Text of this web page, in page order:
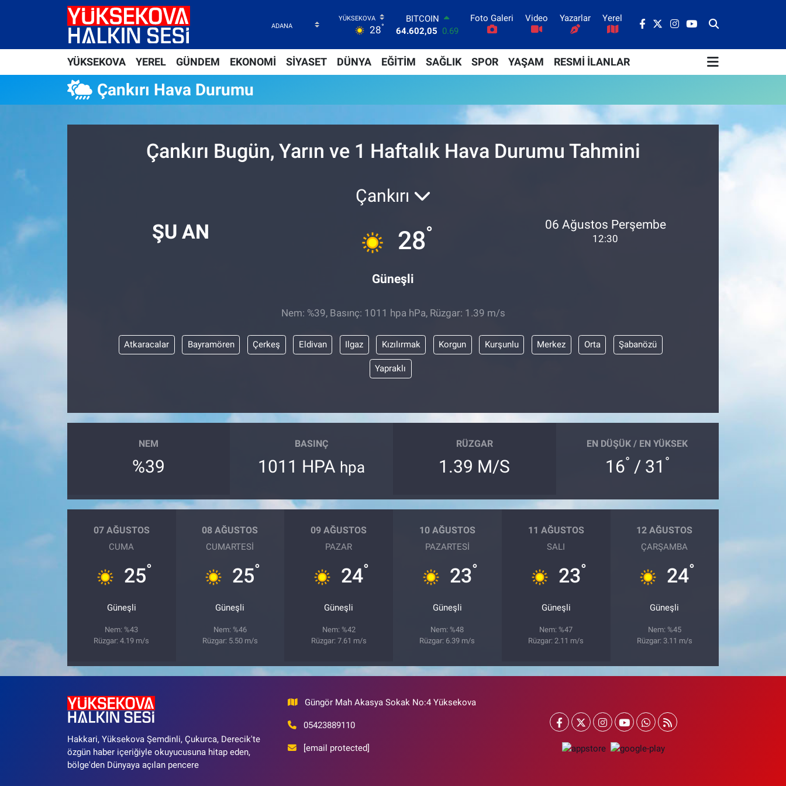
28°
BITCOIN
64.602,05 0.69
47,5986
0.06
EURO
64,2438 0.21
BİST100
13.768
48
Foto Galeri Video Yazarlar Yerel
YÜKSEKOVA YEREL GÜNDEM EKONOMİ SİYASET DÜNYA EĞİTİM SAĞLIK SPOR YAŞAM RESMİ İLANLAR
Çankırı Hava Durumu
Çankırı Bugün, Yarın ve 1 Haftalık Hava Durumu Tahmini
ŞU AN
Çankırı
28°
Güneşli
06 Ağustos Perşembe
12:30
Nem: %39, Basınç: 1011 hpa hPa, Rüzgar: 1.39 m/s
Atkaracalar Bayramören Çerkeş Eldivan Ilgaz Kızılırmak Korgun Kurşunlu Merkez Orta Şabanözü
Yapraklı
NEM
%39
BASINÇ
1011 HPA hpa
RÜZGAR
1.39 M/S
EN DÜŞÜK / EN YÜKSEK
16° / 31 °
07 AĞUSTOS
CUMA
25°
Güneşli
Nem: %43
Rüzgar: 4.19 m/s
08 AĞUSTOS
CUMARTESI
25°
Güneşli
Nem: %46
Rüzgar: 5.50 m/s
09 AĞUSTOS
PAZAR
24°
Güneşli
Nem: %42
Rüzgar: 7.61 m/s
10 AĞUSTOS
PAZARTESI
23°
Güneşli
Nem: %48
Rüzgar: 6.39 m/s
11 AĞUSTOS
SALI
23°
Güneşli
Nem: %47
Rüzgar: 2.11 m/s
12 AĞUSTOS
ÇARŞAMBA
24°
Güneşli
Nem: %45
Rüzgar: 3.11 m/s
Hakkari, Yüksekova Şemdinli, Çukurca, Derecik'te
özgün haber içeriğiyle okuyucusuna hitap eden,
bölge'den Dünyaya açılan pencere
Güngör Mah Akasya Sokak No:4 Yüksekova
05423889110
[email protected]
Yüksekova Nöbetçi Eczaneler
Yüksekova Hava Durumu
Yüksekova Trafik Yoğunluk Haritası
Haber Arşivi